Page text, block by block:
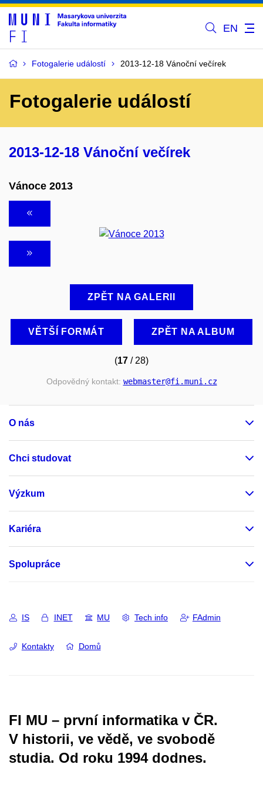
EN
Fotogalerie událostí 2013-12-18 Vánoční večírek
Fotogalerie událostí
2013-12-18 Vánoční večírek
Vánoce 2013
ZPĚT NA GALERII
VĚTŠÍ FORMÁT ZPĚT NA ALBUM
(17 / 28)
Odpovědný kontakt: webmaster@fi.muni.cz
O nás
Chci studovat
Výzkum
Kariéra
Spolupráce
IS INET MU Tech info FAdmin
Kontakty Domů
FI MU – první informatika v ČR.
V historii, ve vědě, ve svobodě
studia. Od roku 1994 dodnes.